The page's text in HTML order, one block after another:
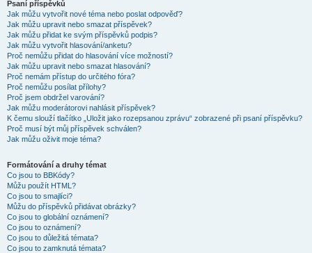
Psaní příspěvků
Jak můžu vytvořit nové téma nebo poslat odpověď?
Jak můžu upravit nebo smazat příspěvek?
Jak můžu přidat ke svým příspěvků podpis?
Jak můžu vytvořit hlasování/anketu?
Proč nemůžu přidat do hlasování více možností?
Jak můžu upravit nebo smazat hlasování?
Proč nemám přístup do určitého fóra?
Proč nemůžu posílat přílohy?
Proč jsem obdržel varování?
Jak můžu moderátorovi nahlásit příspěvek?
K čemu slouží tlačítko „Uložit jako rozepsanou zprávu“ zobrazené při psaní příspěvku?
Proč musí být můj příspěvek schválen?
Jak můžu oživit moje téma?
Formátování a druhy témat
Co jsou to BBKódy?
Můžu použít HTML?
Co jsou to smajlíci?
Můžu do příspěvků přidávat obrázky?
Co jsou to globální oznámení?
Co jsou to oznámení?
Co jsou to důležitá témata?
Co jsou to zamknutá témata?